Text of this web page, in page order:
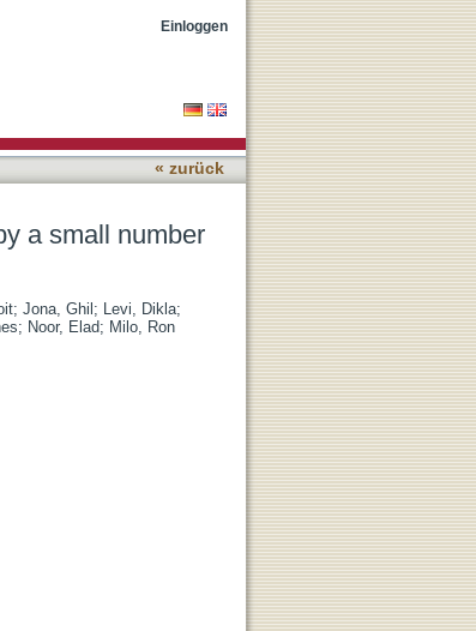
Einloggen
« zurück
a small number
; Jona, Ghil ; Levi, Dikla;
; Noor, Elad; Milo, Ron